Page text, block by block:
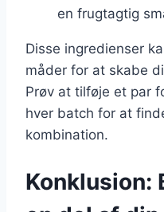
en frugtagtig
Disse ingredienser
måder for at skabe
Prøv at tilføje et par
hver batch for at
kombination.
Konklusion: